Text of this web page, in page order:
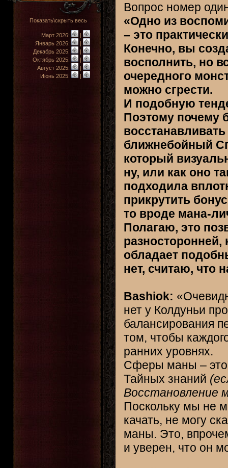
Показать\скрыть весь
Март 2026:
|
Январь 2026:
|
Декабрь 2025:
|
Октябрь 2025:
|
Август 2025:
|
Июнь 2025:
|
Вопрос номер
«Одно из
– это
Конечно, вы
восполнить, но
очередного
можно сгрести.
И подобную
Поэтому почему
ближнебойный
который
ну, или как оно
подходила
прикрутить
то вроде мана-
Полагаю, это
разносторонней,
обладает
нет, считаю, что
Bashiok:
нет у Колдуньи
балансирования
том, чтобы
ранних уровнях.
Сферы маны – это
Тайных знаний
Восстановление
Поскольку мы не
качать, не могу
маны. Это,
и уверен, что он